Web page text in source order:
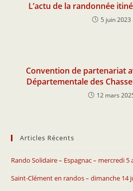
L’actu de la randonnée
5 juin 2023
Convention de partenariat
Départementale des
12 mars
Articles Récents
Rando Solidaire – Espagnac – mercredi 5
Saint-Clément en randos – dimanche 14